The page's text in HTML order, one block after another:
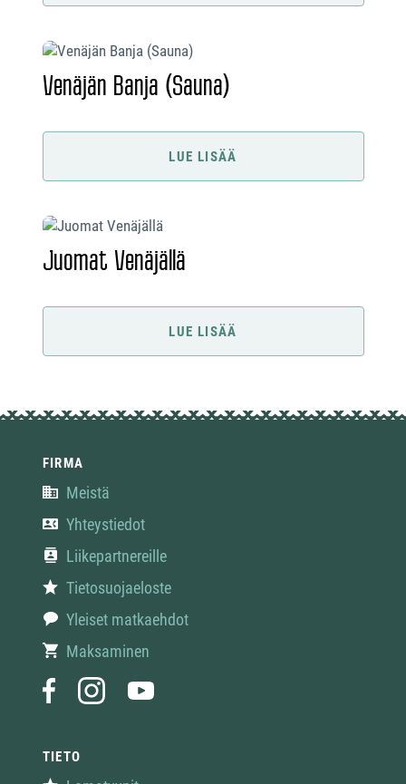
Venäjän Banja (Sauna)
LUE LISÄÄ
Juomat Venäjällä
LUE LISÄÄ
FIRMA
Meistä
Yhteystiedot
Liikepartnereille
Tietosuojaeloste
Yleiset matkaehdot
Maksaminen
TIETO